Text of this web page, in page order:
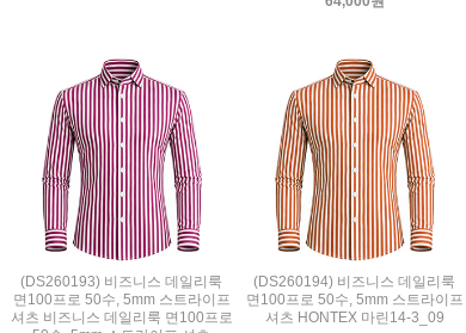
(DS260193) 비즈니스 데일리룩
면100프로 50수, 5mm 스트라이프
셔츠 비즈니스 데일리룩 면100프로
(DS260194) 비즈니스 데일리룩
면100프로 50수, 5mm 스트라이프
셔츠 HONTEX 마린14-3_09